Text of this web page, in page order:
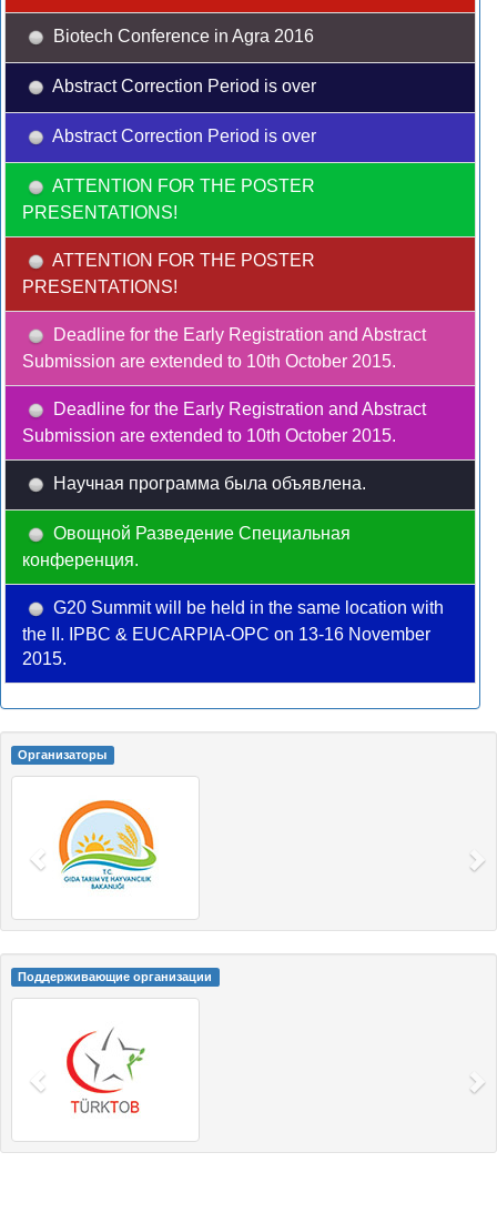
Biotech Conference in Agra 2016
Abstract Correction Period is over
Abstract Correction Period is over
ATTENTION FOR THE POSTER
PRESENTATIONS!
ATTENTION FOR THE POSTER
PRESENTATIONS!
Deadline for the Early Registration and Abstract
Submission are extended to 10th October 2015.
Deadline for the Early Registration and Abstract
Submission are extended to 10th October 2015.
Научная программа была объявлена.
Овощной Разведение Специальная
конференция.
G20 Summit will be held in the same location with
the II. IPBC & EUCARPIA-OPC on 13-16 November
2015.
Oрганизаторы
Поддерживающие организации